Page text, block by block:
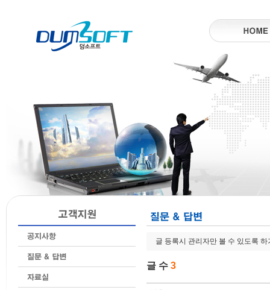
글 등록시 관리자만 볼 수 있도록
글 수 3